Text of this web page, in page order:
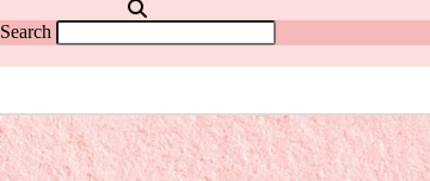
Search